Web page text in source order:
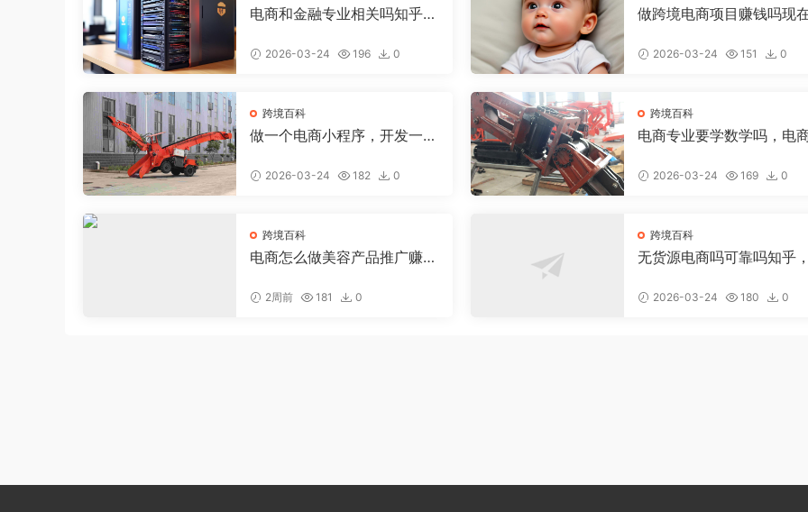
电商和金融专业相关吗知乎，
2026-03-24 196 0
做跨境电商项目赚钱吗现
2026-03-24 151 0
跨境百科
做一个电商小程序，开发一个
2026-03-24 182 0
跨境百科
电商专业要学数学吗，电
2026-03-24 169 0
跨境百科
电商怎么做美容产品推广赚
2周前 181 0
跨境百科
无货源电商吗可靠吗知乎
2026-03-24 180 0